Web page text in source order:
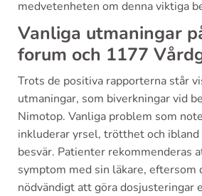
medvetenheten om denna viktiga
Vanliga utmaningar
forum och 1177
Trots de positiva rapporterna står
utmaningar, som biverkningar vid
Nimotop. Vanliga problem som
inkluderar yrsel, trötthet och
besvär. Patienter rekommenderas
symptom med sin läkare, eftersom
nödvändigt att göra dosjusteringar